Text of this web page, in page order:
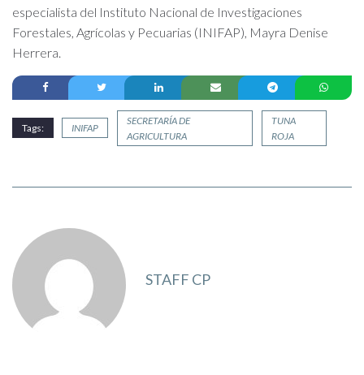
especialista del Instituto Nacional de Investigaciones
Forestales, Agrícolas y Pecuarias (INIFAP), Mayra Denise
Herrera.
Tags: INIFAP
SECRETARÍA DE
AGRICULTURA
TUNA
ROJA
STAFF CP